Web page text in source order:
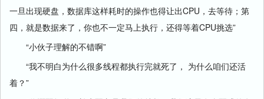
一旦出现硬盘，数据库这样耗时的操作也得让出CPU，去等待；第
四，就是数据来了，你也不一定马上执行，还得等着CPU挑选”
“小伙子理解的不错啊”
“我不明白为什么很多线程都执行完就死了， 为什么咱们还活
着？”